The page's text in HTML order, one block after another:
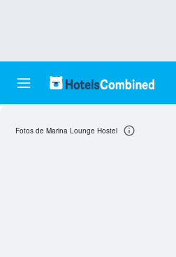
Fotos de Marina Lounge Hostel